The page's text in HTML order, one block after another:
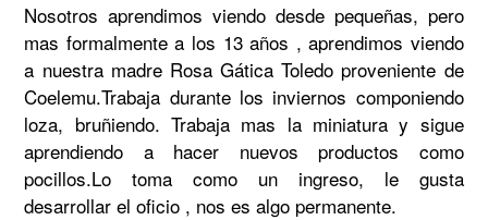
Nosotros aprendimos viendo desde pequeñas, pero
mas formalmente a los 13 años , aprendimos viendo
a nuestra madre Rosa Gática Toledo proveniente de
Coelemu.Trabaja durante los inviernos componiendo
loza, bruñiendo. Trabaja mas la miniatura y sigue
aprendiendo a hacer nuevos productos como
pocillos.Lo toma como un ingreso, le gusta
desarrollar el oficio , nos es algo permanente.